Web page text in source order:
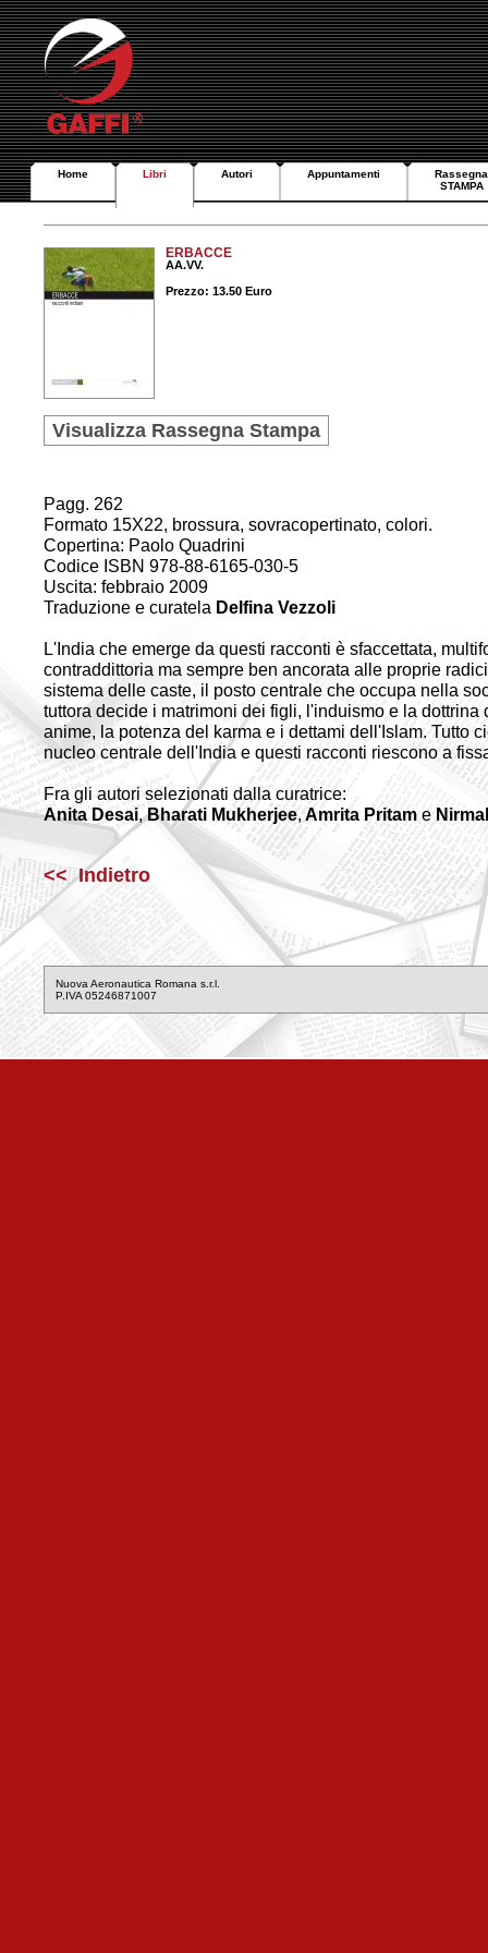
Home Libri Autori Appuntamenti
Rassegna
STAMPA
ERBACCE
AA.VV.
Prezzo: 13.50 Euro
Visualizza Rassegna Stampa
Pagg. 262
Formato 15X22, brossura, sovracopertinato, colori.
Copertina: Paolo Quadrini
Codice ISBN 978-88-6165-030-5
Uscita: febbraio 2009
Traduzione e curatela Delfina Vezzoli
L'India che emerge da questi racconti è sfaccettata,
contraddittoria ma sempre ben ancorata alle proprie
sistema delle caste, il posto centrale che occupa nella
tuttora decide i matrimoni dei figli, l'induismo e la
anime, la potenza del karma e i dettami dell'Islam. Tutto
nucleo centrale dell'India e questi racconti riescono a
Fra gli autori selezionati dalla curatrice:
Anita Desai,Bharati Mukherjee,Amrita Pritame
<< Indietro
Nuova Aeronautica Romana s.r.l.
P.IVA 05246871007